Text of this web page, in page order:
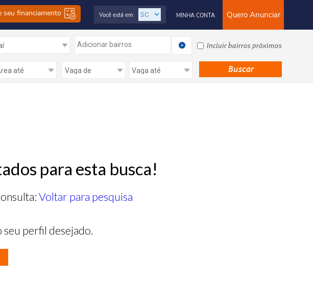
seu financiamento Quero Anunciar
MINHA CONTA
Você está em:
Adicionar bairros Incluir bairros próximos
para esta busca!
Voltar para pesquisa
seu perfil desejado.